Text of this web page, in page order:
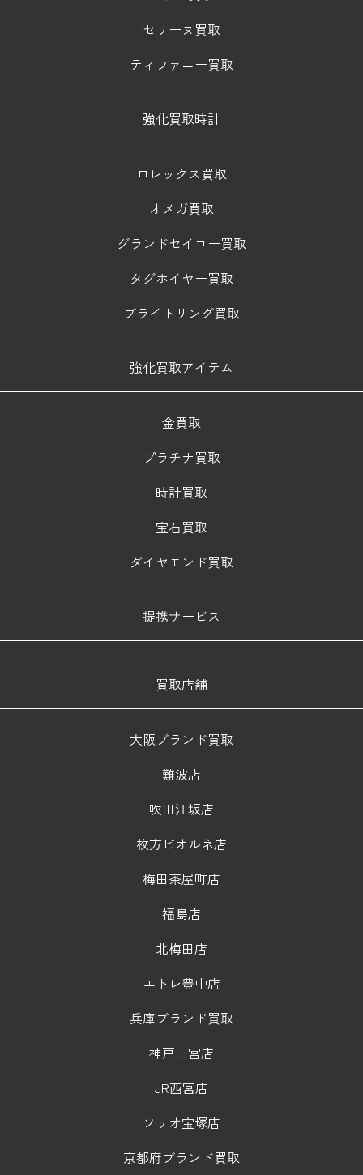
セリーヌ買取
ティファニー買取
強化買取時計
ロレックス買取
オメガ買取
グランドセイコー買取
タグホイヤー買取
ブライトリング買取
強化買取アイテム
金買取
プラチナ買取
時計買取
宝石買取
ダイヤモンド買取
提携サービス
買取店舗
大阪ブランド買取
難波店
吹田江坂店
枚方ビオルネ店
梅田茶屋町店
福島店
北梅田店
エトレ豊中店
兵庫ブランド買取
神戸三宮店
JR西宮店
ソリオ宝塚店
京都府ブランド買取